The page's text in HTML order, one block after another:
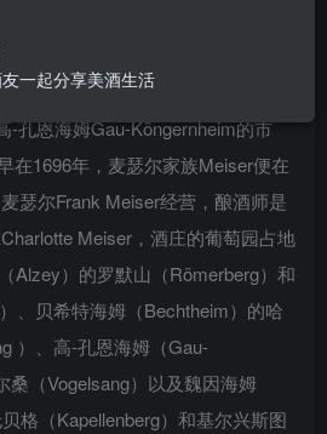
黑森Rheinhessen葡萄酒产区尼尔
-孔恩海姆Gau-Köngernheim的市
在1696年，麦瑟尔家族Meiser便在
瑟尔Frank Meiser经营，酿酒师是
Meiser，酒庄的葡萄园占地
Alzey）的罗默山（Römerberg）和
、贝希特海姆（Bechtheim）的哈
）、高-孔恩海姆（Gau-
桑（Vogelsang）以及魏因海姆
贝格（Kapellenberg）和基尔兴斯图
一起分享美酒生活